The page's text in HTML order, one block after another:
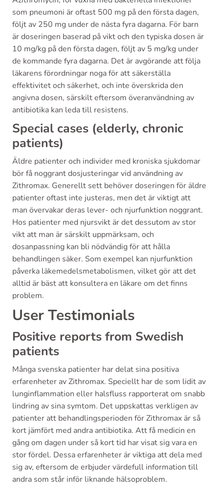
som pneumoni är oftast 500 mg på den första dagen,
följt av 250 mg under de nästa fyra dagarna. För barn
är doseringen baserad på vikt och den typiska dosen är
10 mg/kg på den första dagen, följt av 5 mg/kg under
de kommande fyra dagarna. Det är avgörande att följa
läkarens förordningar noga för att säkerställa
effektivitet och säkerhet, och inte överskrida den
angivna dosen, särskilt eftersom överanvändning av
antibiotika kan leda till resistens.
Special cases (elderly, chronic
patients)
Äldre patienter och individer med kroniska sjukdomar
bör få noggrant dosjusteringar vid användning av
Zithromax. Generellt sett behöver doseringen för äldre
patienter oftast inte justeras, men det är viktigt att
man övervakar deras lever- och njurfunktion noggrant.
Hos patienter med njursvikt är det dessutom av stor
vikt att man är särskilt uppmärksam, och
dosanpassning kan bli nödvändig för att hålla
behandlingen säker. Som exempel kan njurfunktion
påverka läkemedelsmetabolismen, vilket gör att det
alltid är bäst att konsultera en läkare om det finns
problem.
User Testimonials
Positive reports from Swedish
patients
Många svenska patienter har delat sina positiva
erfarenheter av Zithromax. Speciellt har de som lidit av
lunginflammation eller halsfluss rapporterat om snabb
lindring av sina symtom. Det uppskattas verkligen av
patienter att behandlingsperioden för Zithromax är så
kort jämfört med andra antibiotika. Att få medicin en
gång om dagen under så kort tid har visat sig vara en
stor fördel. Dessa erfarenheter är viktiga att dela med
sig av, eftersom de erbjuder värdefull information till
andra som står inför liknande hälsoproblem.